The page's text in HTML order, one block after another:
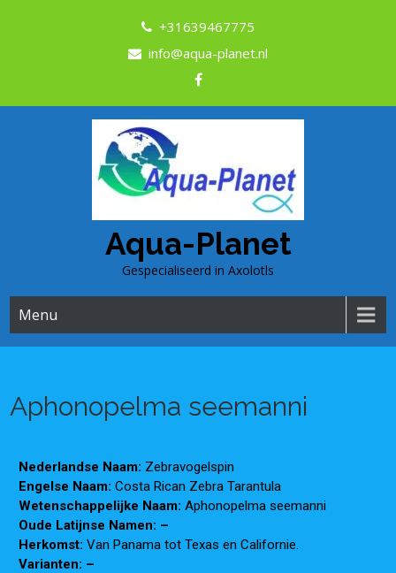
+31639467775
info@aqua-planet.nl
Aqua-Planet
Gespecialiseerd in Axolotls
Menu
Aphonopelma seemanni
Nederlandse Naam: Zebravogelspin
Engelse Naam:Costa Rican Zebra Tarantula
Wetenschappelijke Naam:Aphonopelma seemanni
Oude Latijnse Namen: –
Herkomst:Van Panama tot Texas en Californie.
Varianten: –